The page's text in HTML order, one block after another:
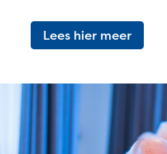
Lees hier meer